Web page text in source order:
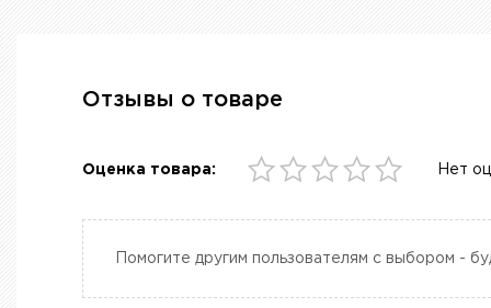
Отзывы о товаре
Оценка товара: Нет
Помогите другим пользователям с выбором -